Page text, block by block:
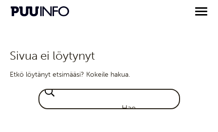
Sivua ei löytynyt
Etkö löytänyt etsimääsi? Kokeile hakua.